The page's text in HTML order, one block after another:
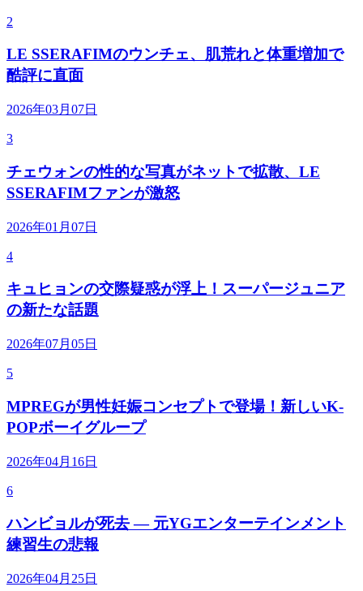
2
LE SSERAFIMのウンチェ、肌荒れと体重増加で
酷評に直面
2026年03月07日
3
チェウォンの性的な写真がネットで拡散、LE
SSERAFIMファンが激怒
2026年01月07日
4
キュヒョンの交際疑惑が浮上！スーパージュニア
の新たな話題
2026年07月05日
5
MPREGが男性妊娠コンセプトで登場！新しいK-
POPボーイグループ
2026年04月16日
6
ハンビョルが死去 — 元YGエンターテインメント
練習生の悲報
2026年04月25日